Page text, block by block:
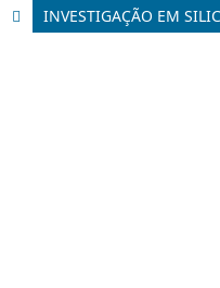
INVESTIGAÇÃO EM